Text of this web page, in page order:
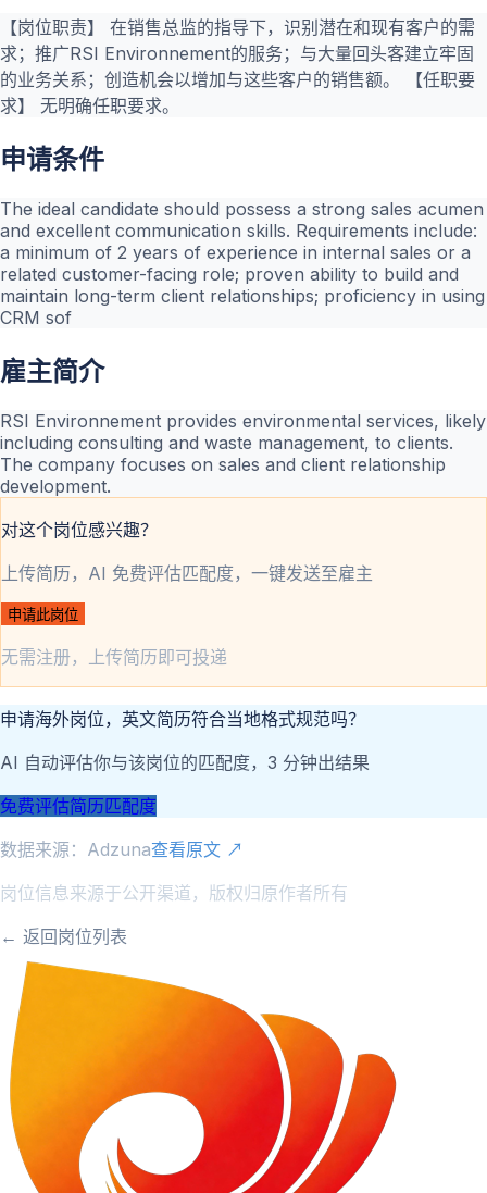
【岗位职责】 在销售总监的指导下，识别潜在和现有客户的需
求；推广RSI Environnement的服务；与大量回头客建立牢固
的业务关系；创造机会以增加与这些客户的销售额。 【任职要
求】 无明确任职要求。
申请条件
The ideal candidate should possess a strong sales acumen
and excellent communication skills. Requirements include:
a minimum of 2 years of experience in internal sales or a
related customer-facing role; proven ability to build and
maintain long-term client relationships; proficiency in using
CRM sof
雇主简介
RSI Environnement provides environmental services, likely
including consulting and waste management, to clients.
The company focuses on sales and client relationship
development.
对这个岗位感兴趣？
上传简历，AI 免费评估匹配度，一键发送至雇主
申请此岗位
无需注册，上传简历即可投递
申请海外岗位，英文简历符合当地格式规范吗？
AI 自动评估你与该岗位的匹配度，3 分钟出结果
免费评估简历匹配度
数据来源： Adzuna查看原文 ↗
岗位信息来源于公开渠道，版权归原作者所有
← 返回岗位列表